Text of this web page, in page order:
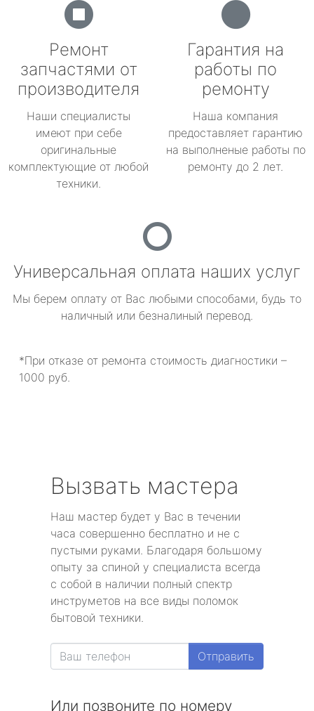
Ремонт
запчастями от
производителя
Наши специалисты
имеют при себе
оригинальные
комплектующие от любой
техники.
Гарантия на
работы по
ремонту
Наша компания
предоставляет гарантию
на выполненые работы по
ремонту до 2 лет.
Универсальная оплата наших услуг
Мы берем оплату от Вас любыми способами, будь то
наличный или безналиный перевод.
*При отказе от ремонта стоимость диагностики –
1000 руб.
Вызвать мастера
Наш мастер будет у Вас в течении
часа совершенно бесплатно и не с
пустыми руками. Благодаря большому
опыту за спиной у специалиста всегда
с собой в наличии полный спектр
инструметов на все виды поломок
бытовой техники.
Отправить
Или позвоните по номеру